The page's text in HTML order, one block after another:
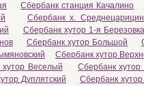
Сбербанк станция Качалино
Сбербанк х.
Сбербанк хутор 1-я Березовка
Сбербанк хутор Большой
Сбербанк хутор
хутор Веселый
Сбербанк хутор
Дуплятский
Сбербанк